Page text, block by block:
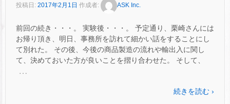
投稿日: 2017年2月1日 作成者: ASK Inc.
前回の続き・・・。 実験後・・・。 予定通り、栗崎さんには
お帰り頂き、明日、事務所を訪れて細かい話をすることにし
て別れた。 その後、今後の商品製造の流れや輸出入に関し
て、決めておいた方が良いことを摺り合わせた。 そして、
…
続きを読む ›